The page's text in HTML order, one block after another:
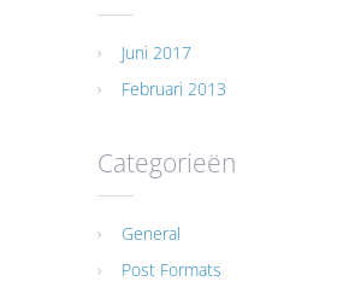
Juni 2017
Februari 2013
Categorieën
General
Post Formats